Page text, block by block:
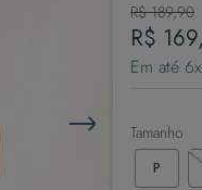
R$ 189,90
R$ 169,
Em até 6
Tamanho
P